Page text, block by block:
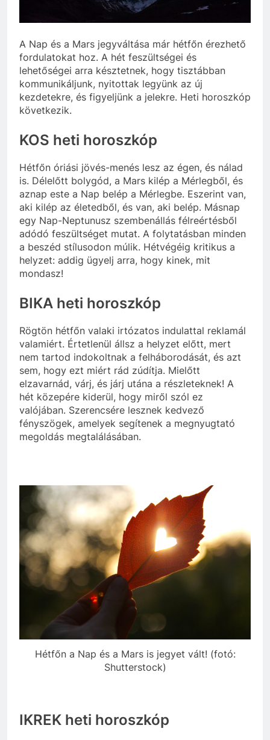
a Tisza Világ
applikáció
10 Hónap Ezelőtt
hajókázik
10 Hónap Ezelőtt
A Nap és a Mars jegyváltása már hétfőn érezhető
fordulatokat hoz. A hét feszültségei és
lehetőségei arra késztetnek, hogy tisztábban
kommunikáljunk, nyitottak legyünk az új
kezdetekre, és figyeljünk a jelekre. Heti horoszkóp
következik.
KOS heti horoszkóp
Hétfőn óriási jövés-menés lesz az égen, és nálad
is. Délelőtt bolygód, a Mars kilép a Mérlegből, és
aznap este a Nap belép a Mérlegbe. Eszerint van,
aki kilép az életedből, és van, aki belép. Másnap
egy Nap-Neptunusz szembenállás félreértésből
adódó feszültséget mutat. A folytatásban minden
a beszéd stílusodon múlik. Hétvégéig kritikus a
helyzet: addig ügyelj arra, hogy kinek, mit
mondasz!
BIKA heti horoszkóp
Rögtön hétfőn valaki irtózatos indulattal reklamál
valamiért. Értetlenül állsz a helyzet előtt, mert
nem tartod indokoltnak a felháborodását, és azt
sem, hogy ezt miért rád zúdítja. Mielőtt
elzavarnád, várj, és járj utána a részleteknek! A
hét közepére kiderül, hogy miről szól ez
valójában. Szerencsére lesznek kedvező
fényszögek, amelyek segítenek a megnyugtató
megoldás megtalálásában.
Hétfőn a Nap és a Mars is jegyet vált! (fotó:
Shutterstock)
IKREK heti horoszkóp